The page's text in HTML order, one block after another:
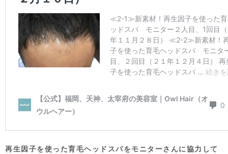
再生因子を使った育毛ヘッドスパをモニターさんに協力して